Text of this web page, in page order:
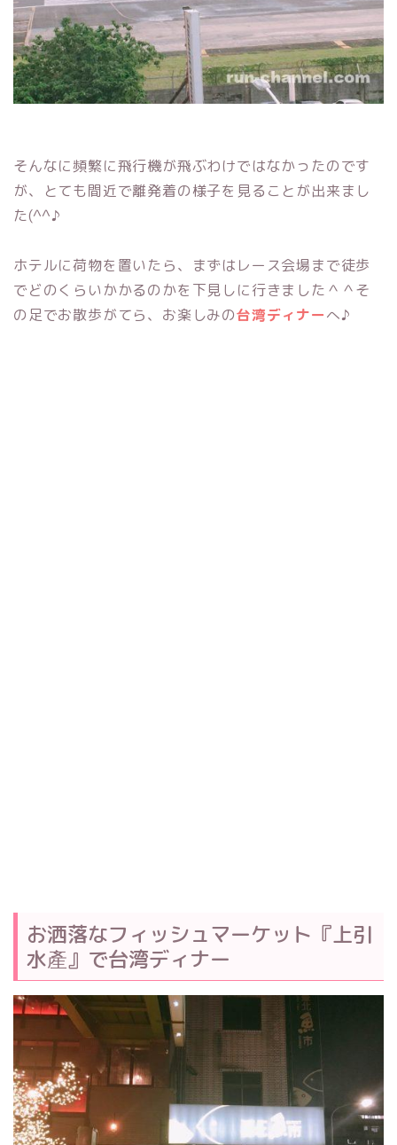
そんなに頻繁に飛行機が飛ぶわけではなかったのです
が、とても間近で離発着の様子を見ることが出来まし
た(^^♪
ホテルに荷物を置いたら、まずはレース会場まで徒歩
でどのくらいかかるのかを下見しに行きました＾＾そ
の足でお散歩がてら、お楽しみの台湾ディナーへ♪
お洒落なフィッシュマーケット『上引
水產』で台湾ディナー